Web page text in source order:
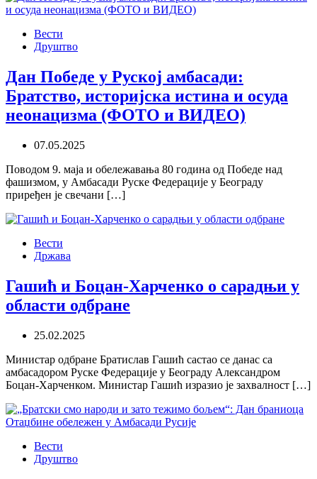
Вести
Друштво
Дан Победе у Руској амбасади:
Братство, историјска истина и осуда
неонацизма (ФОТО и ВИДЕО)
07.05.2025
Поводом 9. маја и обележавања 80 година од Победе над
фашизмом, у Амбасади Руске Федерације у Београду
приређен је свечани […]
Вести
Држава
Гашић и Боцан-Харченко о сарадњи у
области одбране
25.02.2025
Министар одбране Братислав Гашић састао се данас са
амбасадором Руске Федерације у Београду Александром
Боцан-Харченком. Министар Гашић изразио је захвалност […]
Вести
Друштво